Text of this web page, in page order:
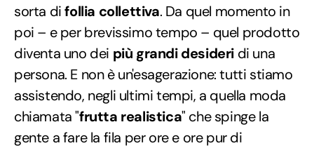
sorta difollia collettiva. Da quel momento in
poi – e per brevissimo tempo – quel prodotto
diventa uno dei più grandi desideri di una
persona. E non è un'esagerazione: tutti stiamo
assistendo, negli ultimi tempi, a quella moda
chiamata "frutta realistica" che spinge la
gente a fare la fila per ore e ore pur di